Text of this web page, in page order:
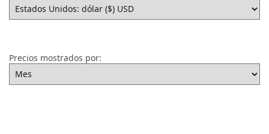
Precios mostrados por: